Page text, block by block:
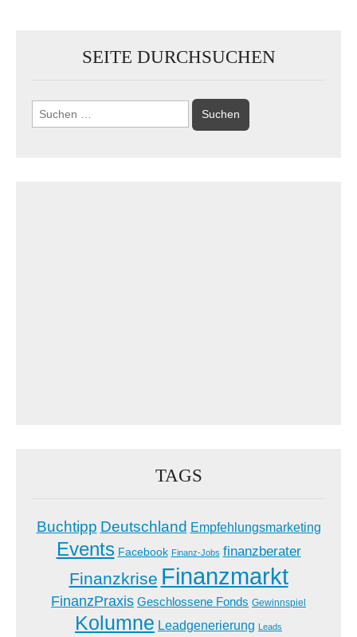
SEITE DURCHSUCHEN
Suchen
nach:
TAGS
Buchtipp Deutschland Empfehlungsmarketing
Events Facebook Finanz-Jobs finanzberater
Finanzkrise Finanzmarkt
FinanzPraxis Geschlossene Fonds Gewinnspiel
Kolumne Leadgenerierung Leads